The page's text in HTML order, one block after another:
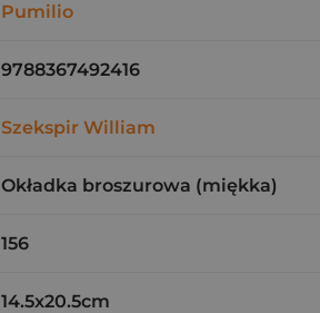
Pumilio
9788367492416
Szekspir William
Okładka broszurowa (miękka)
156
14.5x20.5cm